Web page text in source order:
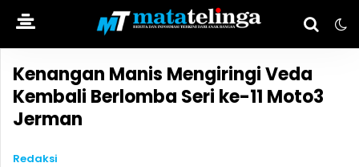
Kenangan Manis Mengiringi Veda
Kembali Berlomba Seri ke-11 Moto3
Jerman
Redaksi